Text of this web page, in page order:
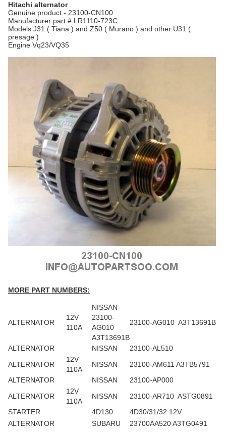
Hitachi alternator
Genuine product - 23100-CN100
Manufacturer part # LR1110-723C
Models J31 ( Tiana ) and Z50 ( Murano ) and other U31 (
presage )
Engine Vq23/VQ35
MORE PART NUMBERS:
ALTERNATOR
12V
110A
NISSAN
23100-
AG010
A3T13691B
23100-AG010 A3T13691B
ALTERNATOR NISSAN
23100-AL510
ALTERNATOR
12V
110A
NISSAN
23100-AM611 A3TB5791
ALTERNATOR
NISSAN
23100-AP000
ALTERNATOR
12V
110A
NISSAN
23100-AR710 ASTG0891
STARTER
4D130
4D30/31/32 12V
ALTERNATOR
SUBARU
23700AA520 A3TG0491